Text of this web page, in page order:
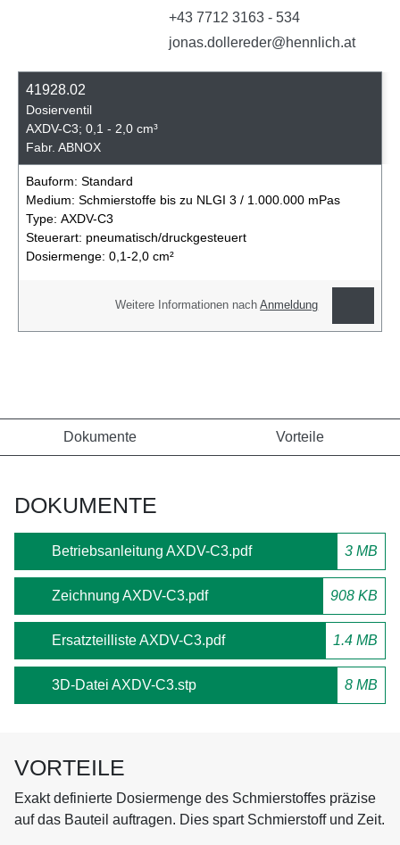
+43 7712 3163 - 534
jonas.dollereder@hennlich.at
41928.02
Dosierventil
AXDV-C3; 0,1 - 2,0 cm³
Fabr. ABNOX
Bauform: Standard
Medium: Schmierstoffe bis zu NLGI 3 / 1.000.000 mPas
Type: AXDV-C3
Steuerart: pneumatisch/druckgesteuert
Dosiermenge: 0,1-2,0 cm²
Weitere Informationen nachAnmeldung
Dokumente Vorteile
DOKUMENTE
Betriebsanleitung AXDV-C3.pdf 3 MB
Zeichnung AXDV-C3.pdf 908 KB
Ersatzteilliste AXDV-C3.pdf 1.4 MB
3D-Datei AXDV-C3.stp 8 MB
VORTEILE
Exakt definierte Dosiermenge des Schmierstoffes präzise
auf das Bauteil auftragen. Dies spart Schmierstoff und Zeit.